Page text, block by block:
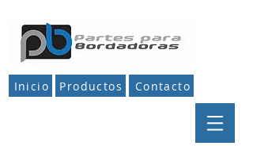
Inicio Productos Contacto